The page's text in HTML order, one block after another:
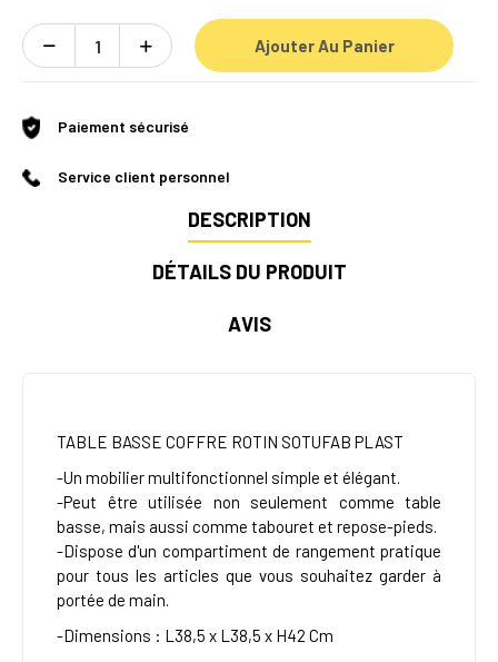
Ajouter Au Panier
Paiement sécurisé
Service client personnel
DESCRIPTION
DÉTAILS DU PRODUIT
AVIS
TABLE BASSE COFFRE ROTIN SOTUFAB PLAST
-Un mobilier multifonctionnel simple et élégant.
-Peut être utilisée non seulement comme table
basse, mais aussi comme tabouret et repose-pieds.
-Dispose d'un compartiment de rangement pratique
pour tous les articles que vous souhaitez garder à
portée de main.
-Dimensions : L38,5 x L38,5 x H42 Cm